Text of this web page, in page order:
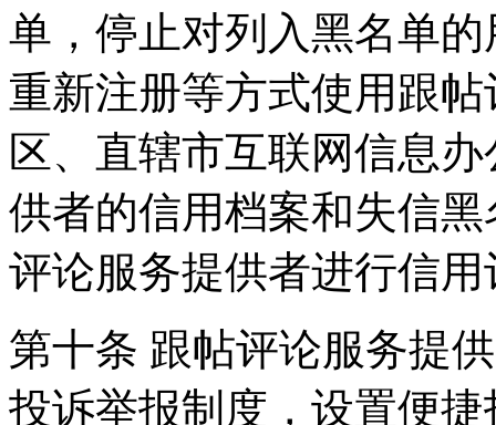
单，停止对列入黑名单
重新注册等方式使用跟
区、直辖市互联网信息
供者的信用档案和失信
评论服务提供者进行信用
第十条 跟帖评论服务提
投诉举报制度，设置便